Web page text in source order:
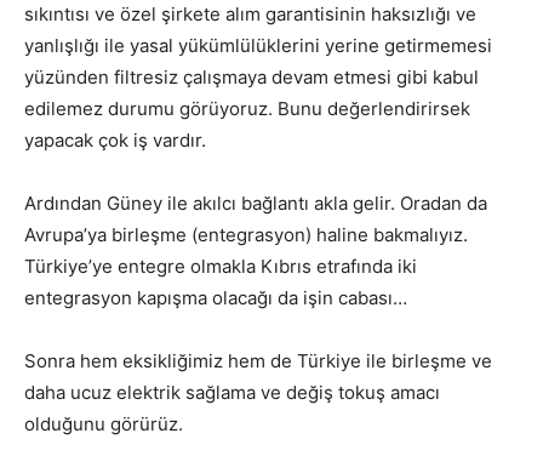
sıkıntısı ve özel şirkete alım garantisinin haksızlığı ve
yanlışlığı ile yasal yükümlülüklerini yerine getirmemesi
yüzünden filtresiz çalışmaya devam etmesi gibi kabul
edilemez durumu görüyoruz. Bunu değerlendirirsek
yapacak çok iş vardır.
Ardından Güney ile akılcı bağlantı akla gelir. Oradan da
Avrupa’ya birleşme (entegrasyon) haline bakmalıyız.
Türkiye’ye entegre olmakla Kıbrıs etrafında iki
entegrasyon kapışma olacağı da işin cabası…
Sonra hem eksikliğimiz hem de Türkiye ile birleşme ve
daha ucuz elektrik sağlama ve değiş tokuş amacı
olduğunu görürüz.